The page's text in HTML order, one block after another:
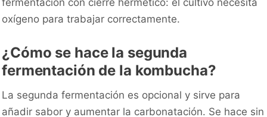
oxígeno para trabajar correctamente.
¿Cómo se hace la segunda
fermentación de la kombucha?
La segunda fermentación es opcional y sirve para
añadir sabor y aumentar la carbonatación. Se hace sin